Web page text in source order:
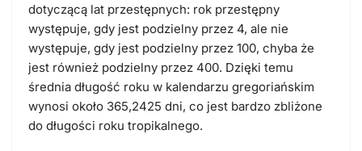
dotyczącą lat przestępnych: rok przestępny
występuje, gdy jest podzielny przez 4, ale nie
występuje, gdy jest podzielny przez 100, chyba że
jest również podzielny przez 400. Dzięki temu
średnia długość roku w kalendarzu gregoriańskim
wynosi około 365,2425 dni, co jest bardzo zbliżone
do długości roku tropikalnego.